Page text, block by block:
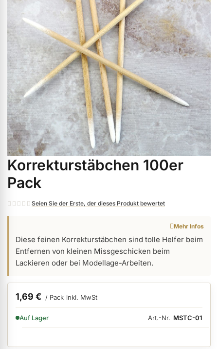
Weihnachtsmarkt anzeigen
Gel anzeigen
Farbgele anzeigen
Gel Polish anzeigen
Acryl anzeigen
Nagellack & Flüssigkeiten anzeigen
NailArt anzeigen
Nagelfeilen, Werkzeuge, Tips & Zubehör anzeigen
Hygiene anzeigen
Zum
Anfang
der
Korrekturstäbchen 100er
Pack
Seien Sie der Erste, der dieses Produkt bewertet
Mehr Infos
Diese feinen Korrekturstäbchen sind tolle Helfer beim
Entfernen von kleinen Missgeschicken beim
Lackieren oder bei Modellage-Arbeiten.
1,69 € / Pack inkl. MwSt
VERFÜGBARKEIT:
Auf Lager Art.-Nr. MSTC-01